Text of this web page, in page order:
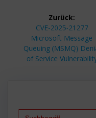
Zurück:
Vorheriger
Beitrag:
CVE-2025-21277
Microsoft Message
Queuing (MSMQ)
of Service